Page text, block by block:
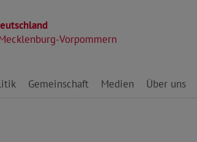
Vorpommern
springen
Gemeinschaft Medien Über uns